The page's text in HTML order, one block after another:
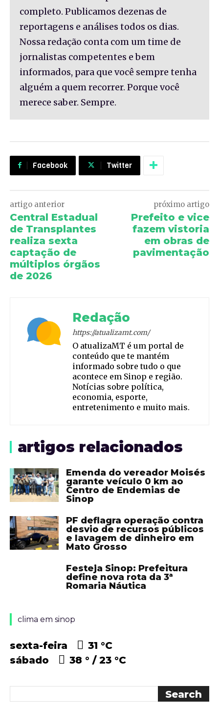
completo. Publicamos dezenas de
reportagens e análises todos os dias.
Nossa redação conta com um time de
jornalistas competentes e bem
informados, para que você sempre tenha
alguém a quem recorrer. Porque você
merece saber. Sempre.
Facebook Twitter
artigo anterior
Central Estadual
de Transplantes
realiza sexta
captação de
múltiplos órgãos
de 2026
próximo artigo
Prefeito e vice
fazem vistoria
em obras de
pavimentação
Redação
https://atualizamt.com/
O atualizaMT é um portal de
conteúdo que te mantém
informado sobre tudo o que
acontece em Sinop e região.
Notícias sobre política,
economia, esporte,
entretenimento e muito mais.
artigos relacionados
Emenda do vereador Moisés
garante veículo 0 km ao
Centro de Endemias de
Sinop
PF deflagra operação contra
desvio de recursos públicos
e lavagem de dinheiro em
Mato Grosso
Festeja Sinop: Prefeitura
define nova rota da 3ª
Romaria Náutica
clima em sinop
sexta-feira 31 °C
sábado
38 ° 23 °C